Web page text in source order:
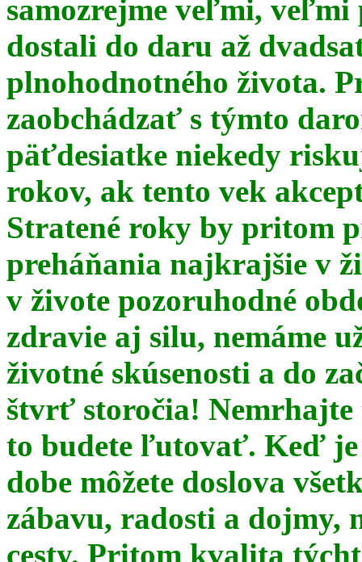
samozrejme veľmi, veľmi
dostali do daru až
plnohodnotného života.
zaobchádzať s týmto
päťdesiatke niekedy
rokov, ak tento vek
Stratené roky by pritom
preháňania najkrajšie v
v živote pozoruhodné
zdravie aj silu, nemáme
životné skúsenosti a do
štvrť storočia!
to budete ľutovať. Keď je
dobe môžete doslova
zábavu, radosti a dojmy,
cesty. Pritom kvalita